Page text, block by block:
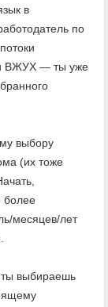
в
по
и ВЖУХ — ты уже
выбору
(их тоже
более
месяцев/лет
выбираешь